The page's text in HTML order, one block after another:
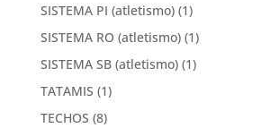
SISTEMA PI (atletismo) (1)
SISTEMA RO (atletismo) (1)
SISTEMA SB (atletismo) (1)
TATAMIS (1)
TECHOS (8)